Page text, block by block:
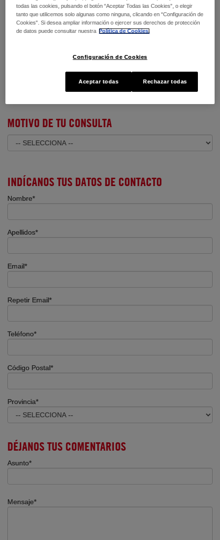
Consumidor
Profesional
TIPO DE CONSULTA
MOTIVO DE TU CONSULTA
INDÍCANOS TUS DATOS DE CONTACTO
Nombre*
Apellidos*
Email*
Repetir Email*
Teléfono*
Código Postal*
Provincia*
DÉJANOS TUS COMENTARIOS
Asunto*
Mensaje*
todas las cookies, pulsando el botón “Aceptar Todas las Cookies”, o elegir
tanto que utilicemos solo algunas como ninguna, clicando en “Configuración de
Cookies”. Si desea ampliar información o ejercer sus derechos de protección
de datos puede consultar nuestra Política de Cookies.
Configuración de Cookies
Rechazar todas
Aceptar todas